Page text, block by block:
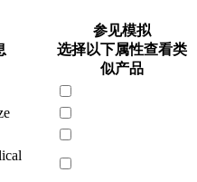
参见模拟
选择以下属性查看类
似产品